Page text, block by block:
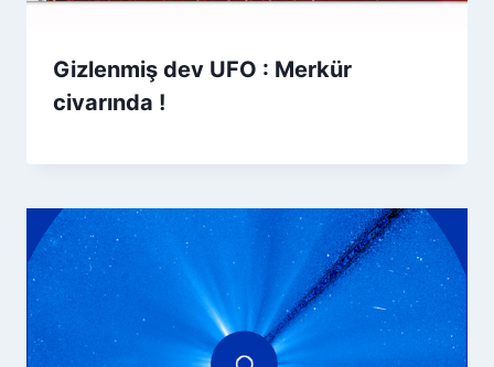
Gizlenmiş dev UFO : Merkür
civarında !